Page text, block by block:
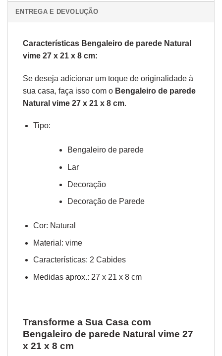
ENTREGA E DEVOLUÇÃO
Características Bengaleiro de parede Natural
vime 27 x 21 x 8 cm:
Se deseja adicionar um toque de originalidade à
sua casa, faça isso com o Bengaleiro de parede
Natural vime 27 x 21 x 8 cm.
Tipo:
Bengaleiro de parede
Lar
Decoração
Decoração de Parede
Cor: Natural
Material: vime
Características: 2 Cabides
Medidas aprox.: 27 x 21 x 8 cm
Transforme a Sua Casa com
Bengaleiro de parede Natural vime 27
x 21 x 8 cm